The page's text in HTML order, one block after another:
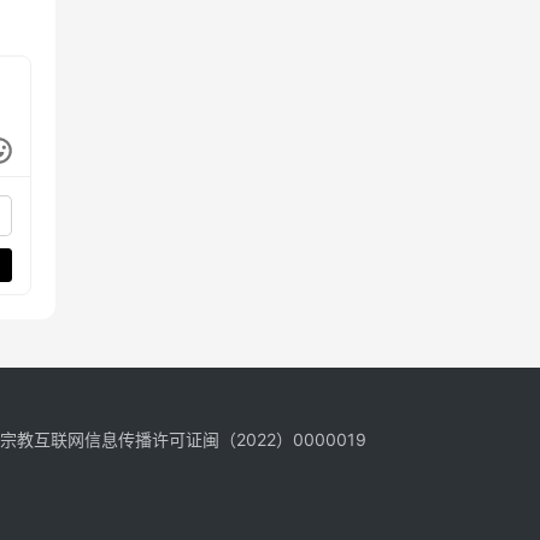
宗教互联网信息传播许可证闽（2022）0000019